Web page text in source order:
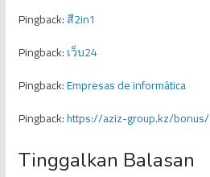
Pingback:สี2in1
Pingback:เว็บ24
Pingback:Empresas de informática
Pingback:https://aziz-group.kz/bonus/
Tinggalkan Balasan